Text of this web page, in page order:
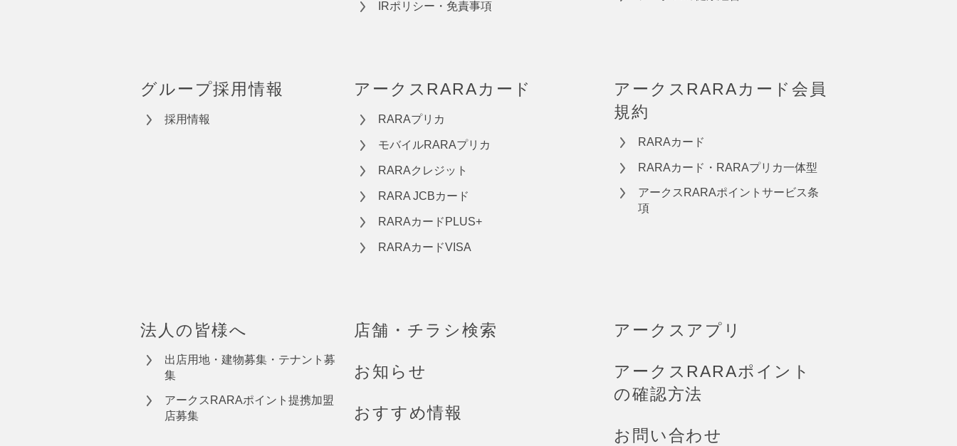
IRポリシー・免責事項
グループ採用情報
採用情報
アークスRARAカード
RARAプリカ
モバイルRARAプリカ
RARAクレジット
RARA JCBカード
RARAカードPLUS+
RARAカードVISA
アークスRARAカード会員
規約
RARAカード
RARAカード・RARAプリカ一体型
アークスRARAポイントサービス条
項
法人の皆様へ
出店用地・建物募集・テナント募
集
アークスRARAポイント提携加盟
店募集
店舗・チラシ検索
お知らせ
おすすめ情報
アークスアプリ
アークスRARAポイント
の確認方法
お問い合わせ